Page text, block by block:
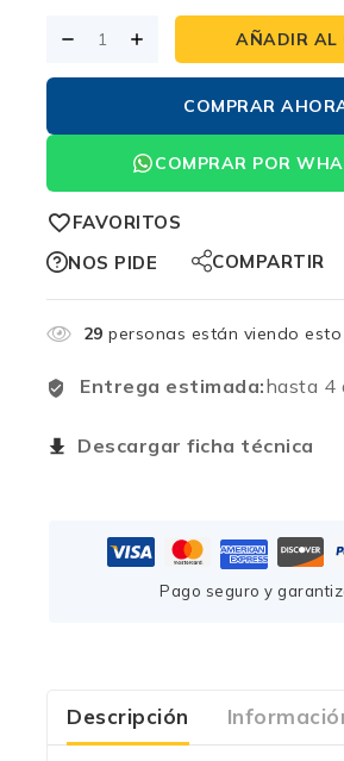
AÑADIR AL
COMPRAR
COMPRAR POR
FAVORITOS
NOS PIDE
COMPARTIR
29 personas están viendo
Entrega estimada:hasta 4
Descargar ficha técnica
Pago seguro y
Descripción